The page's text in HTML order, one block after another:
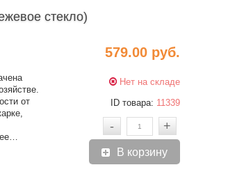
стекло)
579.00 руб.
от
Нет на складе
ID товара: 11339
- +
В корзину